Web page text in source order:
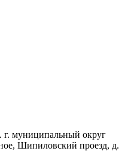
г. муниципальный округ
Шипиловский проезд, д.